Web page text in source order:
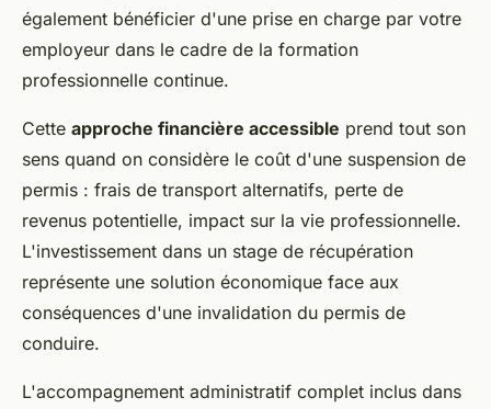
également bénéficier d'une prise en charge par votre
employeur dans le cadre de la formation
professionnelle continue.
Cette approche financière accessible prend tout son
sens quand on considère le coût d'une suspension de
permis : frais de transport alternatifs, perte de
revenus potentielle, impact sur la vie professionnelle.
L'investissement dans un stage de récupération
représente une solution économique face aux
conséquences d'une invalidation du permis de
conduire.
L'accompagnement administratif complet inclus dans